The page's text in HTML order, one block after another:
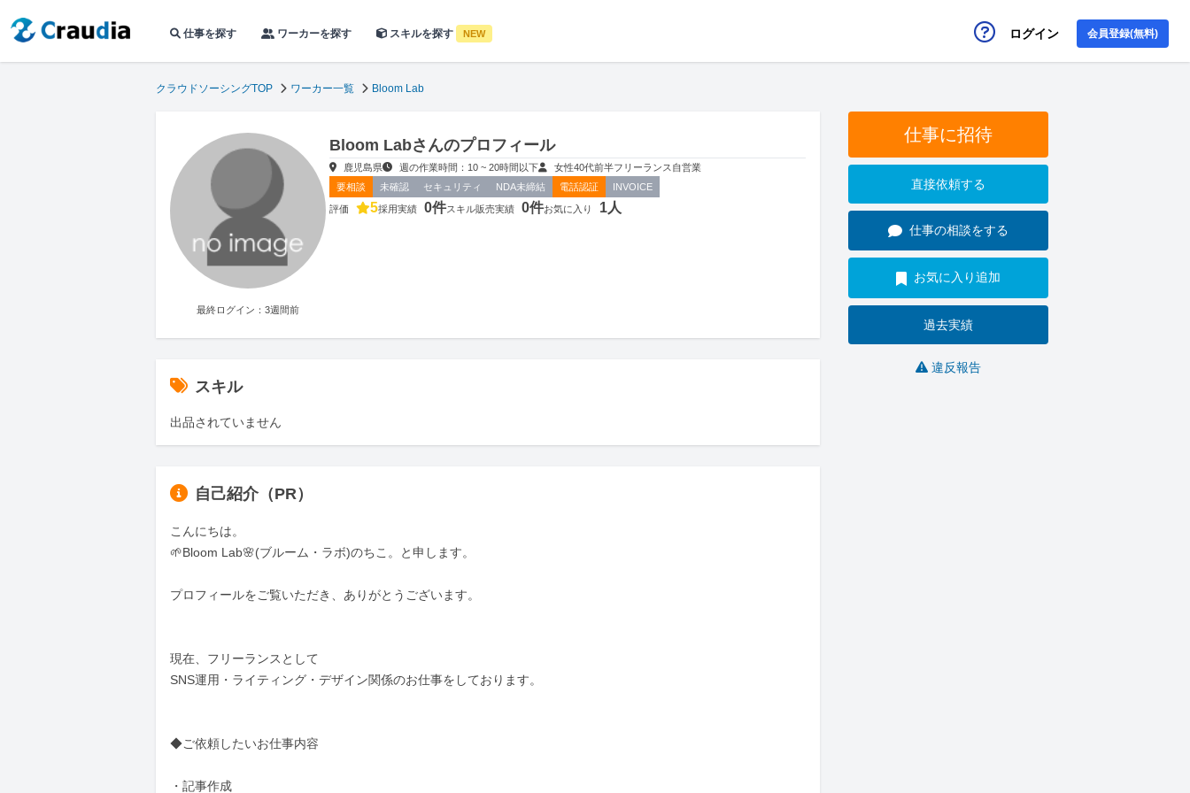
仕事を探す ワーカーを探す スキルを探す NEW ログイン 会員登録(無料)
クラウドソーシングTOP ワーカー一覧 Bloom Lab
最終ログイン：3週間前
Bloom Labさんのプロフィール
鹿児島県 週の作業時間：10 ~ 20時間以下 女性40代前半フリーランス 自営業
要相談
未確認 セキュリティ NDA未締結 電話認証 INVOICE
評価 5採用実績 0件スキル販売実績 0件お気に入り 1人
スキル
出品されていません
自己紹介（PR）
こんにちは。
🌱Bloom Lab🌸(ブルーム・ラボ)のちこ。と申します。
プロフィールをご覧いただき、ありがとうございます。
現在、フリーランスとして
SNS運用・ライティング・デザイン関係のお仕事をしております。
◆ご依頼したいお仕事内容
・記事作成
仕事に招待
直接依頼する
仕事の相談をする
お気に入り追加
過去実績
違反報告